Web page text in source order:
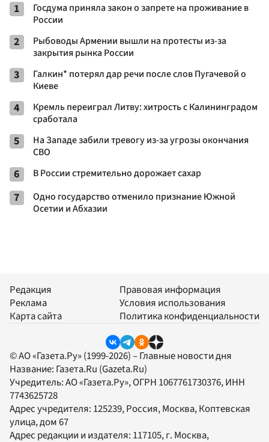
1
Госдума приняла закон о запрете на проживание в
России
2
Рыбоводы Армении вышли на протесты из-за
закрытия рынка России
3
Галкин* потерял дар речи после слов Пугачевой о
Киеве
4
Кремль переиграл Литву: хитрость с Калининградом
сработала
5
На Западе забили тревогу из-за угрозы окончания
СВО
6 В России стремительно дорожает сахар
7
Одно государство отменило признание Южной
Осетии и Абхазии
Редакция
Реклама
Карта сайта
Правовая информация
Условия использования
Политика конфиденциальности
© АО «Газета.Ру» (1999-2026) – Главные новости дня
Название: Газета.Ru (Gazeta.Ru)
Учредитель:АО «Газета.Ру», ОГРН 1067761730376, ИНН
7743625728
Адрес учредителя: 125239, Россия, Москва, Коптевская
улица, дом 67
Адрес редакции и издателя: 117105, г. Москва,